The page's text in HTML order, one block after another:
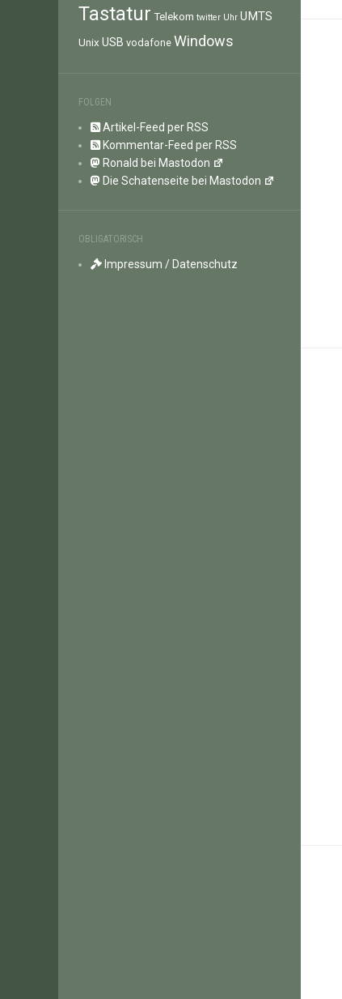
Tastatur Telekom twitter Uhr UMTS
Unix USB vodafone Windows
FOLGEN
Artikel-Feed per RSS
Kommentar-Feed per RSS
Ronald bei Mastodon
Die Schatenseite bei Mastodon
OBLIGATORISCH
Impressum / Datenschutz